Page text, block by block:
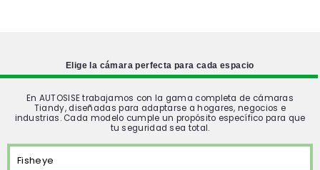
Elige la cámara perfecta para cada espacio
En AUTOSISE trabajamos con la gama completa de cámaras
Tiandy, diseñadas para adaptarse a hogares, negocios e
industrias. Cada modelo cumple un propósito específico para que
tu seguridad sea total.
Fisheye